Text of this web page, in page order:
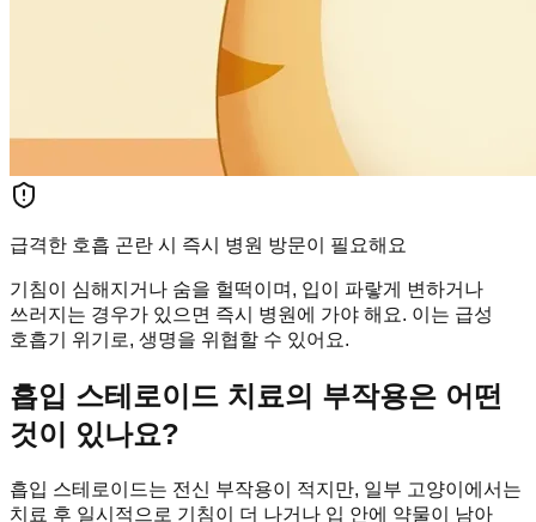
급격한 호흡 곤란 시 즉시 병원 방문이 필요해요
기침이 심해지거나 숨을 헐떡이며, 입이 파랗게 변하거나
쓰러지는 경우가 있으면 즉시 병원에 가야 해요. 이는 급성
호흡기 위기로, 생명을 위협할 수 있어요.
흡입 스테로이드 치료의 부작용은 어떤
것이 있나요?
흡입 스테로이드는 전신 부작용이 적지만, 일부 고양이에서는
치료 후 일시적으로 기침이 더 나거나 입 안에 약물이 남아